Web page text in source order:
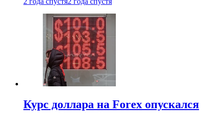
Курс доллара на Forex опускался